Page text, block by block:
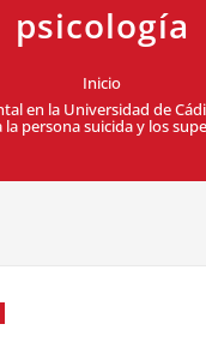
psicología
Inicio
en la Universidad de
la persona suicida y los